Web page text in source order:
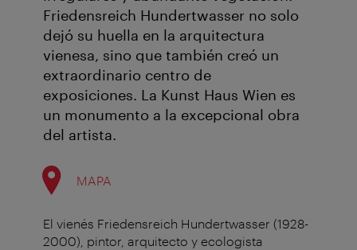
Friedensreich Hundertwasser no solo
dejó su huella en la arquitectura
vienesa, sino que también creó un
extraordinario centro de
exposiciones. La Kunst Haus Wien es
un monumento a la excepcional obra
del artista.
MAPA
El vienés Friedensreich Hundertwasser (1928-
2000), pintor, arquitecto y ecologista